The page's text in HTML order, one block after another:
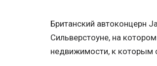
Британский автоконцерн
Сильверстоуне, на
недвижимости, к которым